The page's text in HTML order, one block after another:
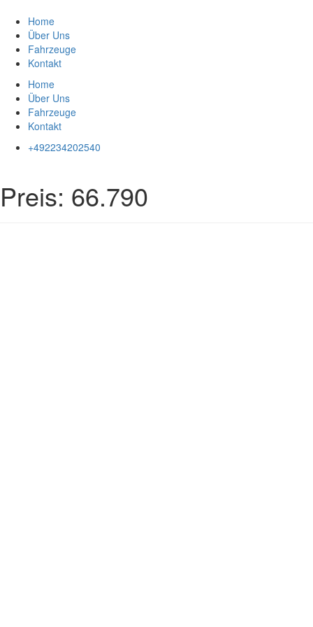
Inhalt
springen
Home
Über Uns
Fahrzeuge
Kontakt
Home
Über Uns
Fahrzeuge
Kontakt
+492234202540
Preis: 66.790